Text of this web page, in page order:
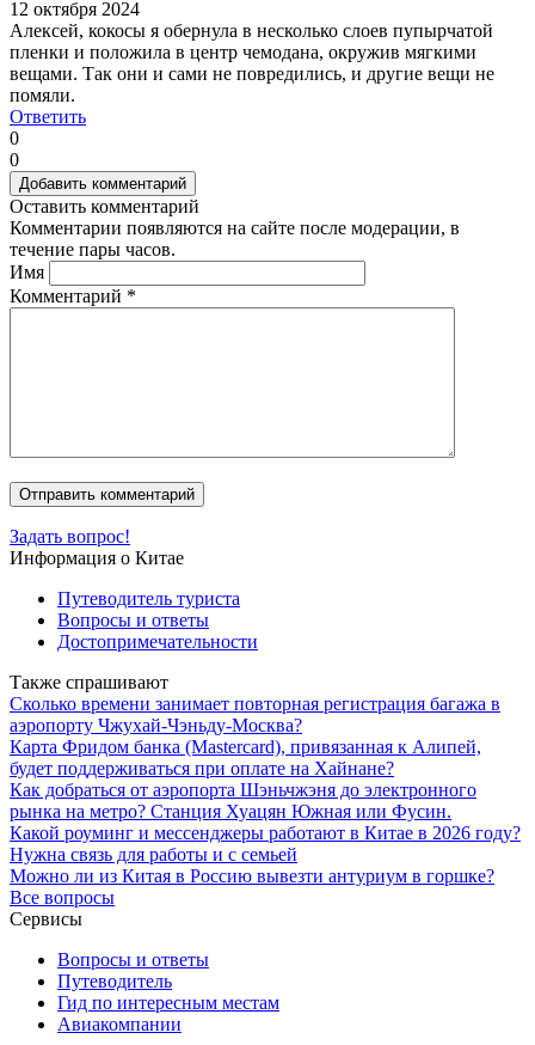
12 октября 2024
Алексей, кокосы я обернула в несколько слоев пупырчатой
пленки и положила в центр чемодана, окружив мягкими
вещами. Так они и сами не повредились, и другие вещи не
помяли.
Ответить
0
0
Добавить комментарий
Оставить комментарий
Комментарии появляются на сайте после модерации, в
течение пары часов.
Имя
Комментарий *
Задать вопрос!
Информация о Китае
Путеводитель туриста
Вопросы и ответы
Достопримечательности
Также спрашивают
Сколько времени занимает повторная регистрация багажа в
аэропорту Чжухай-Чэньду-Москва?
Карта Фридом банка (Mastercard), привязанная к Алипей,
будет поддерживаться при оплате на Хайнане?
Как добраться от аэропорта Шэньчжэня до электронного
рынка на метро? Станция Хуацян Южная или Фусин.
Какой роуминг и мессенджеры работают в Китае в 2026 году?
Нужна связь для работы и с семьей
Можно ли из Китая в Россию вывезти антуриум в горшке?
Все вопросы
Сервисы
Вопросы и ответы
Путеводитель
Гид по интересным местам
Авиакомпании